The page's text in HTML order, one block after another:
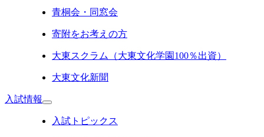
青桐会・同窓会
寄附をお考えの方
大東スクラム（大東文化学園100％出資）
大東文化新聞
入試情報
入試トピックス